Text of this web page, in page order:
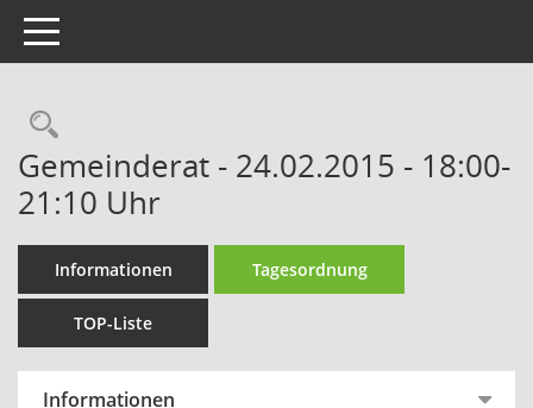
Toggle navigation
Rechercheauswahl
Gemeinderat - 24.02.2015 - 18:00-
21:10 Uhr
Informationen Tagesordnung
TOP-Liste
Informationen